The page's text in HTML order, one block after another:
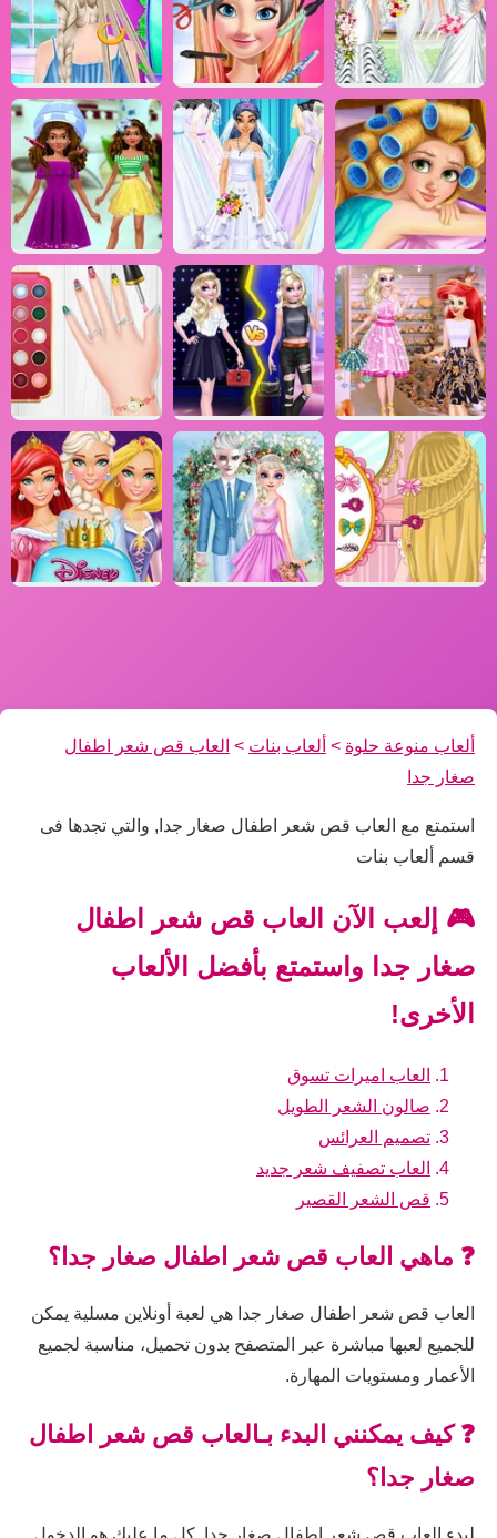
ألعاب منوعة حلوة > ألعاب بنات > العاب قص شعر اطفال
صغار جدا
استمتع مع العاب قص شعر اطفال صغار جدا, والتي تجدها فى
قسم ألعاب بنات
🎮 إلعب الآن العاب قص شعر اطفال
صغار جدا واستمتع بأفضل الألعاب
الأخرى!
العاب اميرات تسوق
صالون الشعر الطويل
تصميم العرائس
العاب تصفيف شعر جديد
قص الشعر القصير
❓ ماهي العاب قص شعر اطفال صغار جدا؟
العاب قص شعر اطفال صغار جدا هي لعبة أونلاين مسلية يمكن
للجميع لعبها مباشرة عبر المتصفح بدون تحميل، مناسبة لجميع
الأعمار ومستويات المهارة.
❓ كيف يمكنني البدء بـالعاب قص شعر اطفال
صغار جدا؟
لبدء العاب قص شعر اطفال صغار جدا, كل ما عليك هو الدخول